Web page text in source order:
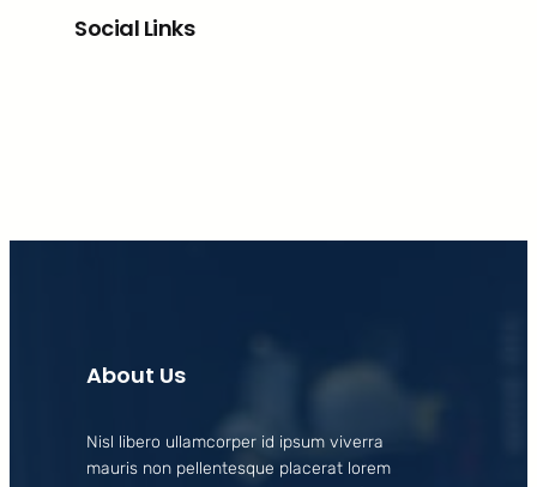
Social Links
About Us
Nisl libero ullamcorper id ipsum viverra
mauris non pellentesque placerat lorem